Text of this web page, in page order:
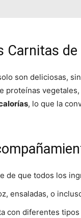
Carnitas
son deliciosas,
proteínas
, lo que la
de que todos los
ensaladas, o
con diferentes